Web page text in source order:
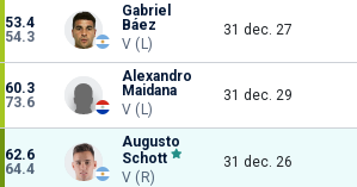
53.4
54.3
Gabriel
Báez
V (L)
31 dec. 27
60.3
73.6
Alexandro
Maidana
V (L)
31 dec. 29
62.6
64.4
Augusto
Schott
V (R)
31 dec. 26